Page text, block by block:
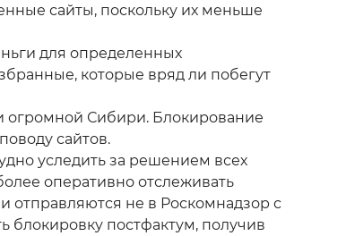
сайты, поскольку их меньше
для определенных
которые вряд ли побегут
огромной Сибири. Блокирование
сайтов.
уследить за решением всех
оперативно отслеживать
отправляются не в Роскомнадзор с
блокировку постфактум, получив